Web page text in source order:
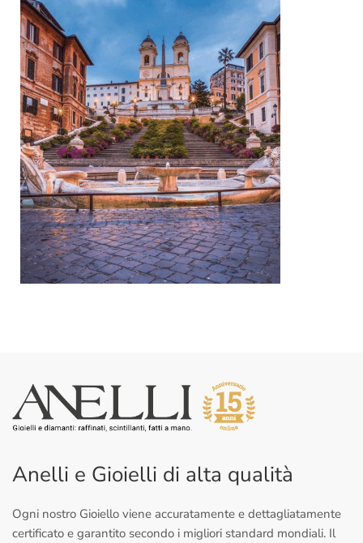
Anelli e Gioielli di alta qualità
Ogni nostro Gioiello viene accuratamente e dettagliatamente
certificato e garantito secondo i migliori standard mondiali. Il